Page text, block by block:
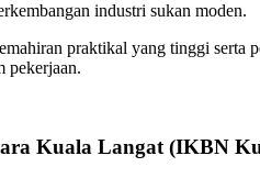
industri sukan moden.
praktikal yang tinggi
pekerjaan.
Kuala Langat(IKBN